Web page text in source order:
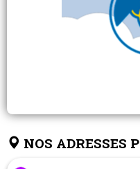
NOS ADRESSES